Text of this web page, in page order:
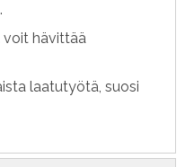
voit hävittää
laatutyötä, suosi